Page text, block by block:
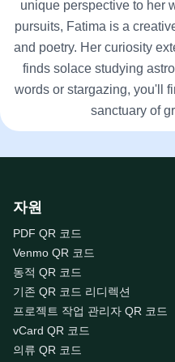
unique perspective to her
pursuits, Fatima is a
and poetry. Her curiosity
finds solace studying
words or stargazing, you'll
sanctuary of
자원
PDF QR 코드
Venmo QR 코드
동적 QR 코드
기존 QR 코드 리디렉션
프로젝트 작업 관리자 QR 코드
vCard QR 코드
의류 QR 코드